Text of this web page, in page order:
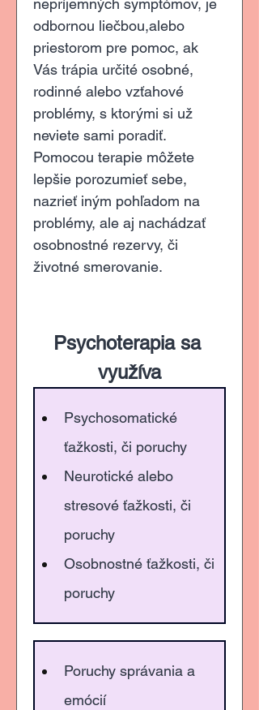
nepríjemných symptómov, je
odbornou liečbou,alebo
priestorom pre pomoc, ak
Vás trápia určité osobné,
rodinné alebo vzťahové
problémy, s ktorými si už
neviete sami poradiť.
Pomocou terapie môžete
lepšie porozumieť sebe,
nazrieť iným pohľadom na
problémy, ale aj nachádzať
osobnostné rezervy, či
životné smerovanie.
Psychoterapia sa
využíva
Psychosomatické
ťažkosti, či poruchy
Neurotické alebo
stresové ťažkosti, či
poruchy
Osobnostné ťažkosti, či
poruchy
Poruchy správania a
emócií